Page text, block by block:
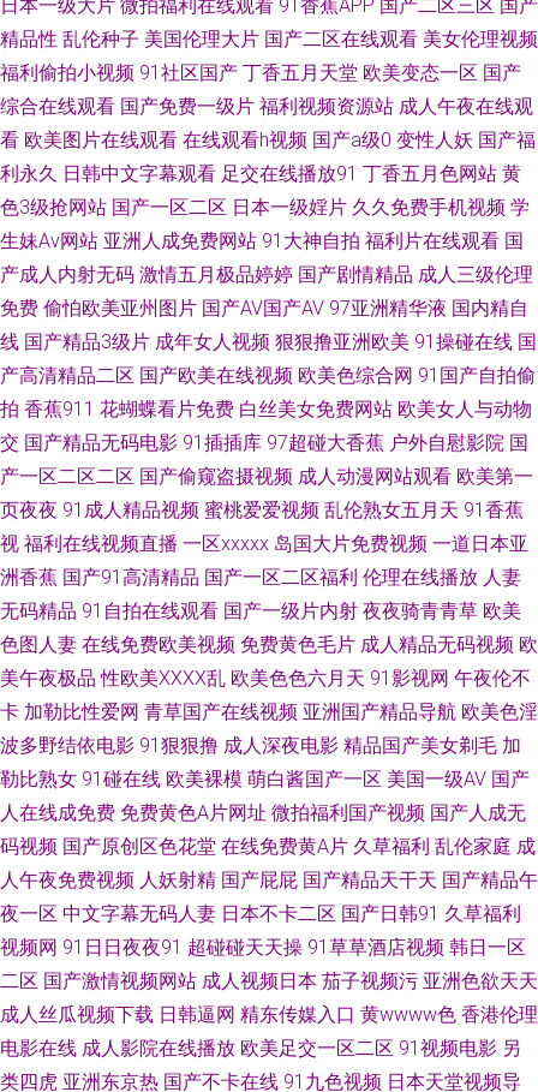
地址发布页 久久狠狠狠狠狠狠 91乱子伦国产伦 欧美重口味一级A片 操女人
的逼8p 影音先锋资源AV导航 蜜臀久久99精品 91颜射 亚州欧美成人小说网
激情色播导航 91苏州视频在线观看 天堂男人人 国产福利喷水视频91 影音先
锋AⅤ偷拍电影 老湿69福利 91香蕉wwwcon 深爱激情网校园春色 国产电影免
费在线观看 91福利免费网页版 欧美a∨ 91社78四虎 日韩av色呦呦 操色国产
综合 影音先锋Av综合资源 久久草中文资源 91视频新地址 色蜜桃网站 豆花社
区视频在线 影音先锋AV最新电影 国产视频欧美 91免费在线破视频 欧美性爱
A区 97亚洲手机在线观看 色婷婷基地激情片 丁香五月国产 91超碰成人在线
欧美性生 91在线国产视频观看免费 亚洲日韩国产久久 国产自产精品 91色桃
欧美久久精品网站 97涩涩资源 色av先锋网址 www婷婷综合 先锋五月婷婷
看污 欧美毛多水多bb 91网站快播传媒 先锋音影 久久国产精品9199 91制片
在线观看 五月六月婷婷福利 后入大屁股 91精品国产 蜜桃91号www 97人人
操人人妻 性爱VA欧美 51福利视频导航 国产乱精品一区 国产视频欧美一区
91国产色站 日韩国产无线码一品 成人网站做爱在线免费 91成品视频 狠狠日
综合网 97公开久久 亚欧免费看 国产久久青草 91大片在线播放 免费在线观看
AV 操国产精品 影音先锋五月天婷婷 九九成人视频 91起操 午夜福利国产一区
国产偷偷碰久草 91国产品美女视频 日本精品五区 国产欧美综合系列在线 91
日本一级大片 微拍福利在线观看 91香蕉APP 国产二区三区 国产
精品性 乱伦种子 美国伦理大片 国产二区在线观看 美女伦理视频
福利偷拍小视频 91社区国产 丁香五月天堂 欧美变态一区 国产
综合在线观看 国产免费一级片 福利视频资源站 成人午夜在线观
看 欧美图片在线观看 在线观看h视频 国产a级0 变性人妖 国产福
利永久 日韩中文字幕观看 足交在线播放91 丁香五月色网站 黄
色3级抢网站 国产一区二区 日本一级婬片 久久免费手机视频 学
生妹Av网站 亚洲人成免费网站 91大神自拍 福利片在线观看 国
产成人内射无码 激情五月极品婷婷 国产剧情精品 成人三级伦理
免费 偷怕欧美亚州图片 国产AV国产AV 97亚洲精华液 国内精自
线 国产精品3级片 成年女人视频 狠狠撸亚洲欧美 91操碰在线 国
产高清精品二区 国产欧美在线视频 欧美色综合网 91国产自拍偷
拍 香蕉911 花蝴蝶看片免费 白丝美女免费网站 欧美女人与动物
交 国产精品无码电影 91插插库 97超碰大香蕉 户外自慰影院 国
产一区二区二区 国产偷窥盗摄视频 成人动漫网站观看 欧美第一
页夜夜 91成人精品视频 蜜桃爱爱视频 乱伦熟女五月天 91香蕉
视 福利在线视频直播 一区xxxxx 岛国大片免费视频 一道日本亚
洲香蕉 国产91高清精品 国产一区二区福利 伦理在线播放 人妻
无码精品 91自拍在线观看 国产一级片内射 夜夜骑青青草 欧美
色图人妻 在线免费欧美视频 免费黄色毛片 成人精品无码视频 欧
美午夜极品 性欧美ⅩⅩⅩⅩ乱 欧美色色六月天 91影视网 午夜伦不
卡 加勒比性爱网 青草国产在线视频 亚洲国产精品导航 欧美色淫
波多野结依电影 91狠狠撸 成人深夜电影 精品国产美女剃毛 加
勒比熟女 91碰在线 欧美裸模 萌白酱国产一区 美国一级AV 国产
人在线成免费 免费黄色A片网址 微拍福利国产视频 国产人成无
码视频 国产原创区色花堂 在线免费黄A片 久草福利 乱伦家庭 成
人午夜免费视频 人妖射精 国产屁屁 国产精品天干天 国产精品午
夜一区 中文字幕无码人妻 日本不卡二区 国产日韩91 久草福利
视频网 91日日夜夜91 超碰碰天天操 91草草酒店视频 韩日一区
二区 国产激情视频网站 成人视频日本 茄子视频污 亚洲色欲天天
成人丝瓜视频下载 日韩逼网 精东传媒入口 黄wwww色 香港伦理
电影在线 成人影院在线播放 欧美足交一区二区 91视频电影 另
类四虎 亚洲东京热 国产不卡在线 91九色视频 日本天堂视频导